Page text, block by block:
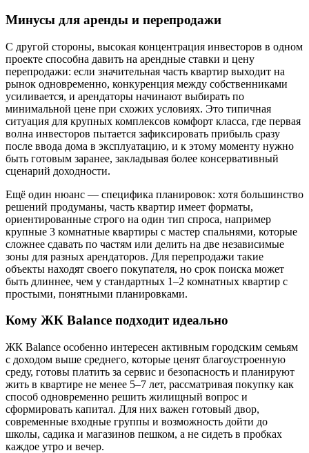
Минусы для аренды и перепродажи
С другой стороны, высокая концентрация инвесторов в одном
проекте способна давить на арендные ставки и цену
перепродажи: если значительная часть квартир выходит на
рынок одновременно, конкуренция между собственниками
усиливается, и арендаторы начинают выбирать по
минимальной цене при схожих условиях. Это типичная
ситуация для крупных комплексов комфорт класса, где первая
волна инвесторов пытается зафиксировать прибыль сразу
после ввода дома в эксплуатацию, и к этому моменту нужно
быть готовым заранее, закладывая более консервативный
сценарий доходности.
Ещё один нюанс — специфика планировок: хотя большинство
решений продуманы, часть квартир имеет форматы,
ориентированные строго на один тип спроса, например
крупные 3 комнатные квартиры с мастер спальнями, которые
сложнее сдавать по частям или делить на две независимые
зоны для разных арендаторов. Для перепродажи такие
объекты находят своего покупателя, но срок поиска может
быть длиннее, чем у стандартных 1–2 комнатных квартир с
простыми, понятными планировками.
Кому ЖК Balance подходит идеально
ЖК Balance особенно интересен активным городским семьям
с доходом выше среднего, которые ценят благоустроенную
среду, готовы платить за сервис и безопасность и планируют
жить в квартире не менее 5–7 лет, рассматривая покупку как
способ одновременно решить жилищный вопрос и
сформировать капитал. Для них важен готовый двор,
современные входные группы и возможность дойти до
школы, садика и магазинов пешком, а не сидеть в пробках
каждое утро и вечер.